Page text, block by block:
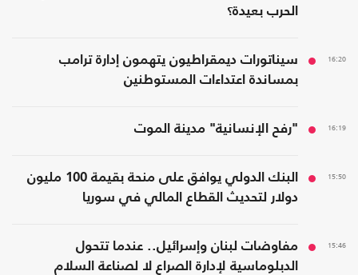
الحرب بعيدة؟
16:20
سيناتورات ديمقراطيون يتهمون إدارة ترامب
بمساندة اعتداءات المستوطنين
16:19 "رفح الإنسانية" مدينة الموت
15:50
البنك الدولي يوافق على منحة بقيمة 100 مليون
دولار لتحديث القطاع المالي في سوريا
15:46
مفاوضات لبنان وإسرائيل.. عندما تتحول
الدبلوماسية لإدارة الصراع لا لصناعة السلام